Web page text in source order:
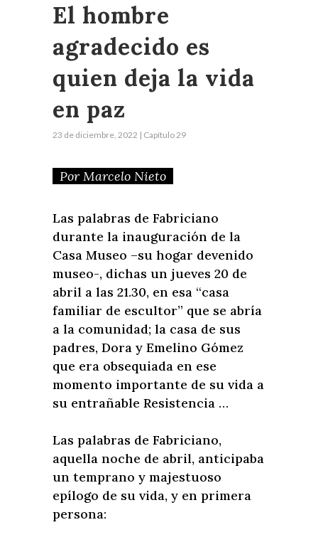
El hombre
agradecido es
quien deja la vida
en paz
23 de diciembre, 2022 | Capítulo 29
Por Marcelo Nieto
Las palabras de Fabriciano
durante la inauguración de la
Casa Museo –su hogar devenido
museo-, dichas un jueves 20 de
abril a las 21.30, en esa “casa
familiar de escultor” que se abría
a la comunidad; la casa de sus
padres, Dora y Emelino Gómez
que era obsequiada en ese
momento importante de su vida a
su entrañable Resistencia …
Las palabras de Fabriciano,
aquella noche de abril, anticipaba
un temprano y majestuoso
epílogo de su vida, y en primera
persona: